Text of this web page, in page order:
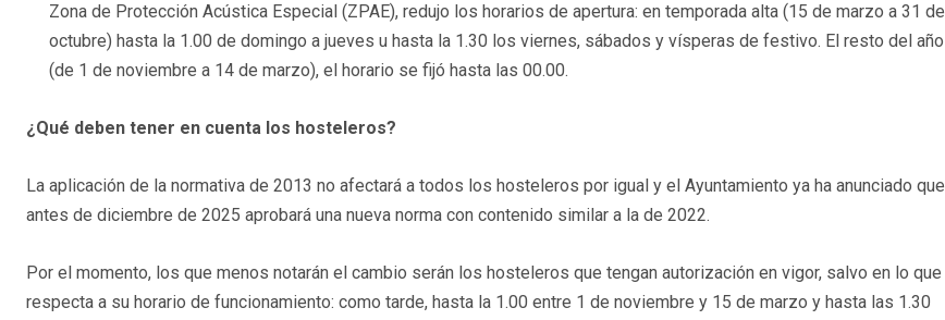
Zona de Protección Acústica Especial (ZPAE), redujo los horarios de apertura: en temporada alta (15 de marzo a 31 de
octubre) hasta la 1.00 de domingo a jueves u hasta la 1.30 los viernes, sábados y vísperas de festivo. El resto del año
(de 1 de noviembre a 14 de marzo), el horario se fijó hasta las 00.00.
¿Qué deben tener en cuenta los hosteleros?
La aplicación de la normativa de 2013 no afectará a todos los hosteleros por igual y el Ayuntamiento ya ha anunciado que
antes de diciembre de 2025 aprobará una nueva norma con contenido similar a la de 2022.
Por el momento, los que menos notarán el cambio serán los hosteleros que tengan autorización en vigor, salvo en lo que
respecta a su horario de funcionamiento: como tarde, hasta la 1.00 entre 1 de noviembre y 15 de marzo y hasta las 1.30